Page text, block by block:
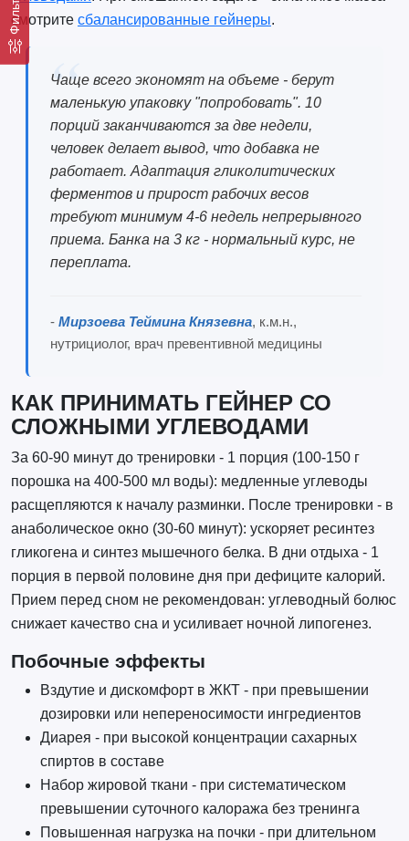
Фильтр
смотрите сбалансированные гейнеры.
Чаще всего экономят на объеме - берут
маленькую упаковку "попробовать". 10
порций заканчиваются за две недели,
человек делает вывод, что добавка не
работает. Адаптация гликолитических
ферментов и прирост рабочих весов
требуют минимум 4-6 недель непрерывного
приема. Банка на 3 кг - нормальный курс, не
переплата.
- Мирзоева Теймина Князевна, к.м.н.,
нутрициолог, врач превентивной медицины
КАК ПРИНИМАТЬ ГЕЙНЕР СО
СЛОЖНЫМИ УГЛЕВОДАМИ
За 60-90 минут до тренировки - 1 порция (100-150 г
порошка на 400-500 мл воды): медленные углеводы
расщепляются к началу разминки. После тренировки - в
анаболическое окно (30-60 минут): ускоряет ресинтез
гликогена и синтез мышечного белка. В дни отдыха - 1
порция в первой половине дня при дефиците калорий.
Прием перед сном не рекомендован: углеводный болюс
снижает качество сна и усиливает ночной липогенез.
Побочные эффекты
Вздутие и дискомфорт в ЖКТ - при превышении
дозировки или непереносимости ингредиентов
Диарея - при высокой концентрации сахарных
спиртов в составе
Набор жировой ткани - при систематическом
превышении суточного калоража без тренинга
Повышенная нагрузка на почки - при длительном